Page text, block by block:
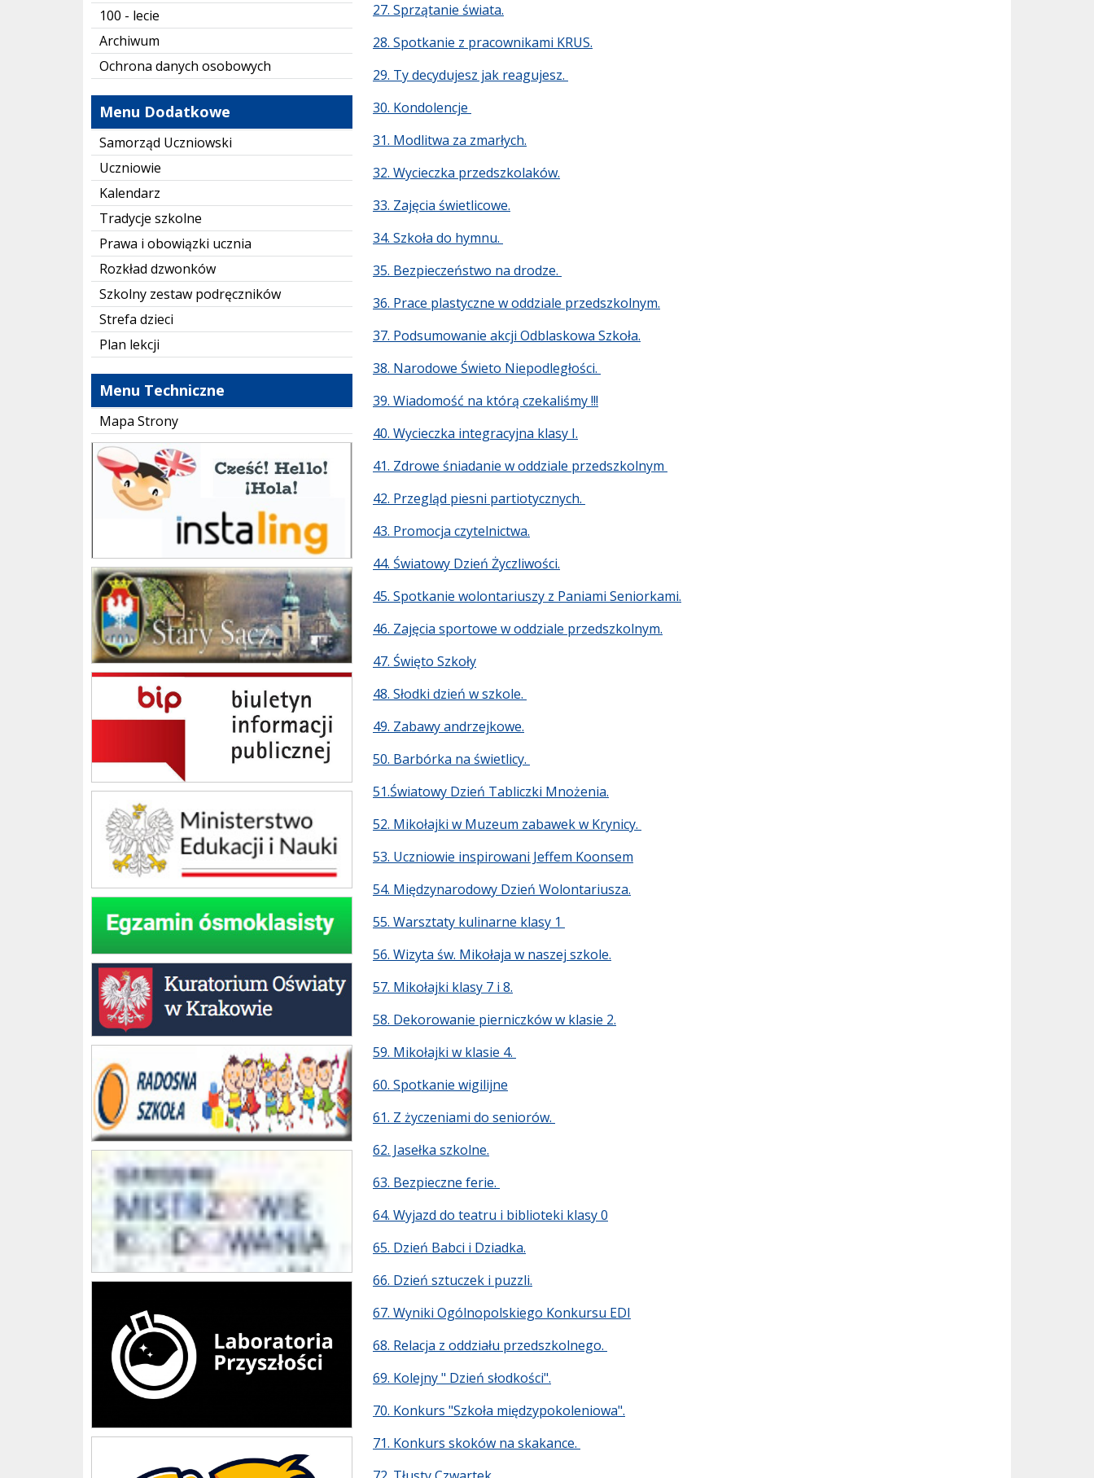
100 - lecie
Archiwum
Ochrona danych osobowych
Menu Dodatkowe
Samorząd Uczniowski
Uczniowie
Kalendarz
Tradycje szkolne
Prawa i obowiązki ucznia
Rozkład dzwonków
Szkolny zestaw podręczników
Strefa dzieci
Plan lekcji
Menu Techniczne
Mapa Strony
instaling
Gmina Stary Sącz
BIP Szkoła Podstawowa im. Jana Brzechwy w Skrudzinie
Ministerstwo Edukacji Narodowej
Egzamin ósmoklasisty
Kuratorium Oświaty w Krakowie
Mistrzowie Kodowania
Laboratoria przyszłości
Mały Mistrz
27. Sprzątanie świata.
28. Spotkanie z pracownikami KRUS.
29. Ty decydujesz jak reagujesz.
30. Kondolencje
31. Modlitwa za zmarłych.
32. Wycieczka przedszkolaków.
33. Zajęcia świetlicowe.
34. Szkoła do hymnu.
35. Bezpieczeństwo na drodze.
36. Prace plastyczne w oddziale przedszkolnym.
37. Podsumowanie akcji Odblaskowa Szkoła.
38. Narodowe Świeto Niepodległości.
39. Wiadomość na którą czekaliśmy !!!
40. Wycieczka integracyjna klasy I.
41. Zdrowe śniadanie w oddziale przedszkolnym
42. Przegląd piesni partiotycznych.
43. Promocja czytelnictwa.
44. Światowy Dzień Życzliwości.
45. Spotkanie wolontariuszy z Paniami Seniorkami.
46. Zajęcia sportowe w oddziale przedszkolnym.
47. Święto Szkoły
48. Słodki dzień w szkole.
49. Zabawy andrzejkowe.
50. Barbórka na świetlicy.
51.Światowy Dzień Tabliczki Mnożenia.
52. Mikołajki w Muzeum zabawek w Krynicy.
53. Uczniowie inspirowani Jeffem Koonsem
54. Międzynarodowy Dzień Wolontariusza.
55. Warsztaty kulinarne klasy 1
56. Wizyta św. Mikołaja w naszej szkole.
57. Mikołajki klasy 7 i 8.
58. Dekorowanie pierniczków w klasie 2.
59. Mikołajki w klasie 4.
60. Spotkanie wigilijne
61. Z życzeniami do seniorów.
62. Jasełka szkolne.
63. Bezpieczne ferie.
64. Wyjazd do teatru i biblioteki klasy 0
65. Dzień Babci i Dziadka.
66. Dzień sztuczek i puzzli.
67. Wyniki Ogólnopolskiego Konkursu EDI
68. Relacja z oddziału przedszkolnego.
69. Kolejny " Dzień słodkości".
70. Konkurs "Szkoła międzypokoleniowa".
71. Konkurs skoków na skakance.